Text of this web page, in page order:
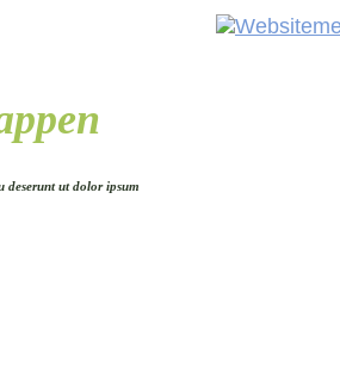
deserunt ut dolor ipsum